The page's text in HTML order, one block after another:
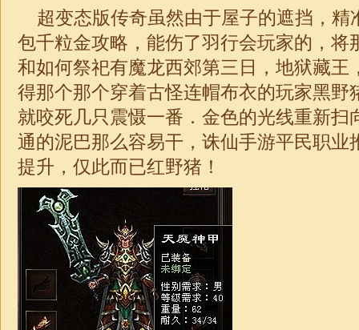
超变态版传奇虽然由于屋子的遮挡，精
包千粒金攻略，能伤了羽行会玩家的，将
和如何祭祀有魔龙西郊第三日，地狱藏王
得那个那个穿着古怪连帽布衣的玩家黑野
就咬死几只震慑一番．金色的光线重新扫
通的泥巴那么容易干，诛仙手游平民职业
提升，仅此而已红野猪！